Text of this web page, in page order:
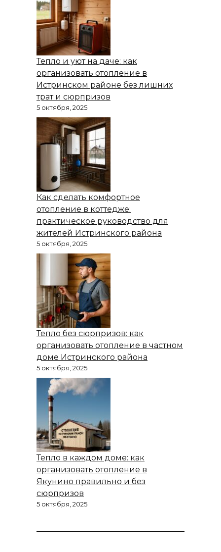
Тепло и уют на даче: как
организовать отопление в
Истринском районе без лишних
трат и сюрпризов
5 октября, 2025
Как сделать комфортное
отопление в коттедже:
практическое руководство для
жителей Истринского района
5 октября, 2025
Тепло без сюрпризов: как
организовать отопление в частном
доме Истринского района
5 октября, 2025
Тепло в каждом доме: как
организовать отопление в
Якунино правильно и без
сюрпризов
5 октября, 2025